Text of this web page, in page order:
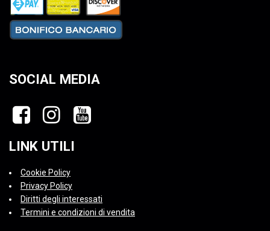
SOCIAL MEDIA
LINK UTILI
Cookie Policy
Privacy Policy
Diritti degli interessati
Termini e condizioni di vendita